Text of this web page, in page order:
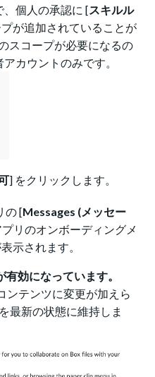
個人の承認に [スキルル
が追加されていることが
スコープが必要になるの
カウントのみです。
] をクリックします。
の [Messages (メッセー
リのオンボーディングメ
示されます。
効になっています。
ンテンツに変更が加えら
最新の状態に維持しま